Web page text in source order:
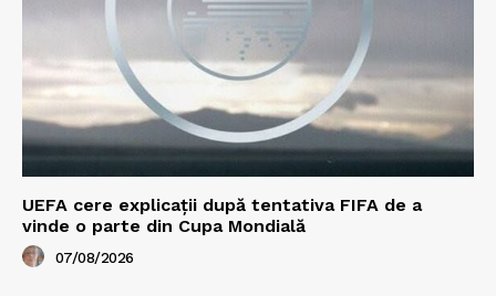
UEFA cere explicații după tentativa FIFA de a
vinde o parte din Cupa Mondială
07/08/2026